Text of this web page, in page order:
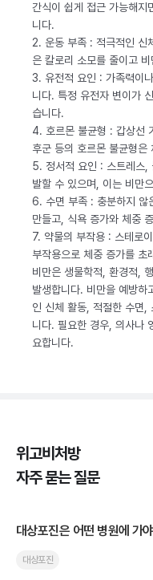
간식이 쉽게 접근 가능해지
니다.
2. 운동 부족 : 적극적인 신
은 칼로리 소모를 줄이고
3. 유전적 요인 : 가족력이
니다. 특정 유전자 변이가
습니다.
4. 호르몬 불균형 : 갑상선
후군 등의 호르몬 불균형은
5. 정서적 요인 : 스트레스,
발할 수 있으며, 이는 비만
6. 수면 부족 : 충분하지 않
만들고, 식욕 증가와 체중
7. 약물의 부작용 : 스테로
부작용으로 체중 증가를 초
비만은 생물학적, 환경적,
발생합니다. 비만을 예방하
인 신체 활동, 적절한 수면,
니다. 필요한 경우, 의사나
요합니다.
위고비처방
자주 묻는 질문
대상포진은 어떤 병원에 가
대상포진